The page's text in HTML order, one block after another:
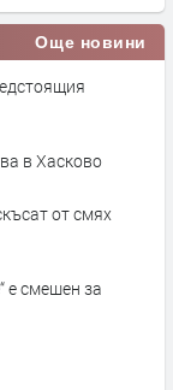
Още новини
комедията гостува в Хасково
от смях
е смешен за